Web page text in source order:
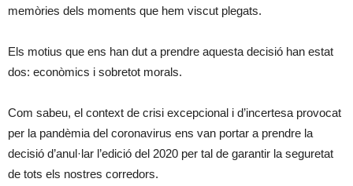
memòries dels moments que hem viscut plegats.
Els motius que ens han dut a prendre aquesta decisió han estat
dos: econòmics i sobretot morals.
Com sabeu, el context de crisi excepcional i d’incertesa provocat
per la pandèmia del coronavirus ens van portar a prendre la
decisió d’anul·lar l’edició del 2020 per tal de garantir la seguretat
de tots els nostres corredors.